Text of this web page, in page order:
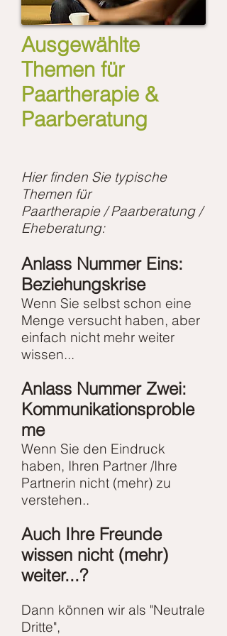
Ausgewählte
Themen für
Paartherapie &
Paarberatung
Hier finden Sie typische
Themen für
Paartherapie / Paarberatung​ /
Eheberatung:
Anlass Nummer Eins:
Beziehungskrise
Wenn Sie selbst schon eine
Menge versucht haben, aber
einfach nicht mehr weiter
wissen...
Anlass Nummer Zwei:
Kommunikationsproble
me
Wenn Sie den Eindruck
haben, Ihren Partner /Ihre
Partnerin nicht (mehr) zu
verstehen..
Auch Ihre Freunde
wissen nicht (mehr)
weiter...?
Dann können wir als "Neutrale
Dritte",